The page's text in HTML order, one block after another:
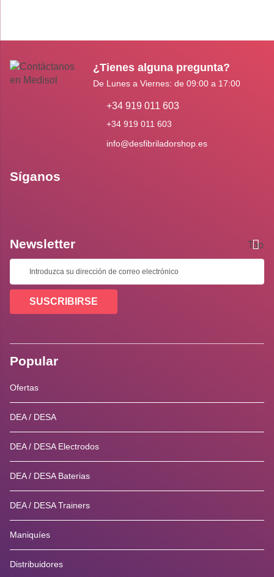
¿Tienes alguna pregunta?
De Lunes a Viernes: de 09:00 a 17:00
+34 919 011 603
+34 919 011 603
info@desfibriladorshop.es
Síganos
Newsletter
SUSCRIBIRSE
Popular
Ofertas
DEA / DESA
DEA / DESA Electrodos
DEA / DESA Baterias
DEA / DESA Trainers
Maniquíes
Distribuidores